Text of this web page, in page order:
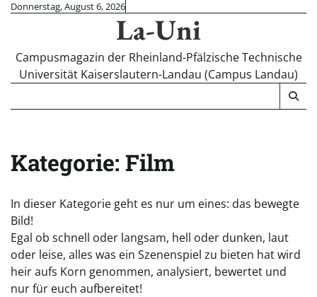
SkipDonnerstag, August 6, 2026
La-Uni
Campusmagazin der Rheinland-Pfälzische Technische
Universität Kaiserslautern-Landau (Campus Landau)
Kategorie: Film
In dieser Kategorie geht es nur um eines: das bewegte
Bild!
Egal ob schnell oder langsam, hell oder dunken, laut
oder leise, alles was ein Szenenspiel zu bieten hat wird
heir aufs Korn genommen, analysiert, bewertet und
nur für euch aufbereitet!